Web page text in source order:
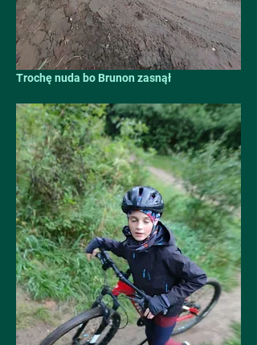
Trochę nuda bo Brunon zasnął